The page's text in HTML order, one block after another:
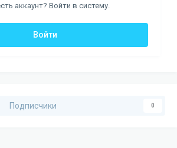
аккаунт? Войти в систему.
Войти
Подписчики 0